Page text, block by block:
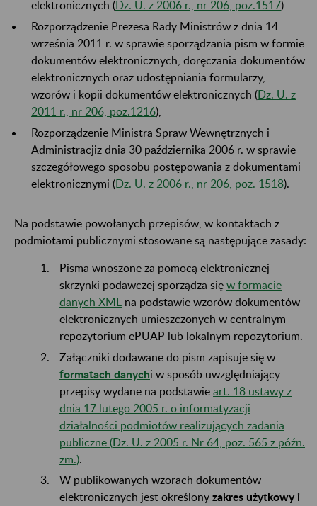
elektronicznych (Dz. U. z 2006 r., nr 206, poz.1517)
Rozporządzenie Prezesa Rady Ministrów z dnia 14
września 2011 r. w sprawie sporządzania pism w formie
dokumentów elektronicznych, doręczania dokumentów
elektronicznych oraz udostępniania formularzy,
wzorów i kopii dokumentów elektronicznych (Dz. U. z
2011 r., nr 206, poz.1216),
Rozporządzenie Ministra Spraw Wewnętrznych i
Administracjiz dnia 30 października 2006 r. w sprawie
szczegółowego sposobu postępowania z dokumentami
elektronicznymi (Dz. U. z 2006 r., nr 206, poz. 1518).
Na podstawie powołanych przepisów, w kontaktach z
podmiotami publicznymi stosowane są następujące zasady:
Pisma wnoszone za pomocą elektronicznej
skrzynki podawczej sporządza się w formacie
danych XML na podstawie wzorów dokumentów
elektronicznych umieszczonych w centralnym
repozytorium ePUAP lub lokalnym repozytorium.
Załączniki dodawane do pism zapisuje się w
formatach danychi w sposób uwzględniający
przepisy wydane na podstawie art. 18 ustawy z
dnia 17 lutego 2005 r. o informatyzacji
działalności podmiotów realizujących zadania
publiczne (Dz. U. z 2005 r. Nr 64, poz. 565 z późn.
zm.)
W publikowanych wzorach dokumentów
elektronicznych jest określony zakres użytkowy i